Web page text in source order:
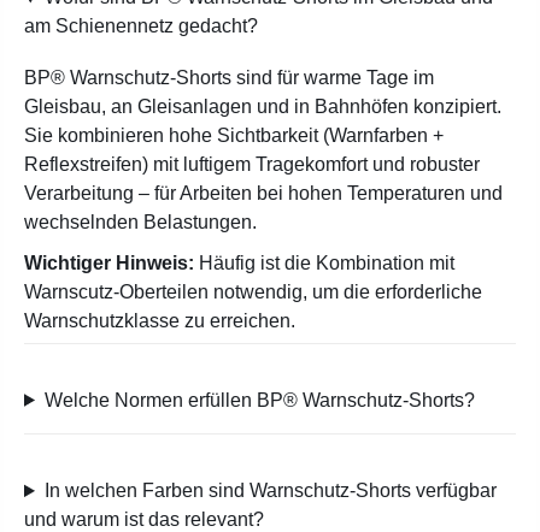
am Schienennetz gedacht?
BP® Warnschutz-Shorts sind für warme Tage im
Gleisbau, an Gleisanlagen und in Bahnhöfen konzipiert.
Sie kombinieren hohe Sichtbarkeit (Warnfarben +
Reflexstreifen) mit luftigem Tragekomfort und robuster
Verarbeitung – für Arbeiten bei hohen Temperaturen und
wechselnden Belastungen.
Wichtiger Hinweis: Häufig ist die Kombination mit
Warnscutz-Oberteilen notwendig, um die erforderliche
Warnschutzklasse zu erreichen.
Welche Normen erfüllen BP® Warnschutz-Shorts?
In welchen Farben sind Warnschutz-Shorts verfügbar
und warum ist das relevant?